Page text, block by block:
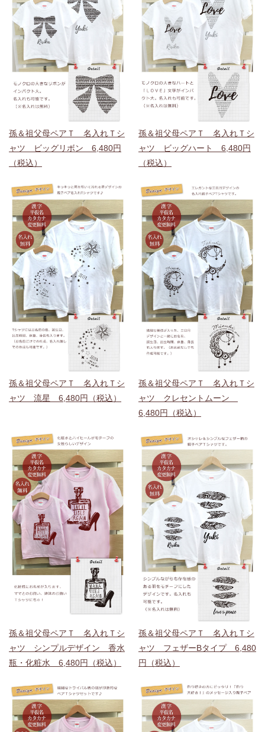
孫＆祖父母ペアＴ 名入れＴシ
ャツ ビッグリボン 6,480円
（税込）
孫＆祖父母ペアＴ 名入れＴシ
ャツ ビッグハート 6,480円
（税込）
孫＆祖父母ペアＴ 名入れＴシ
ャツ 流星 6,480円（税込）
孫＆祖父母ペアＴ 名入れＴシ
ャツ クレセントムーン
6,480円（税込）
孫＆祖父母ペアＴ 名入れＴシ
ャツ シンプルデザイン 香水
瓶・化粧水 6,480円（税込）
孫＆祖父母ペアＴ 名入れＴシ
ャツ フェザーBタイプ 6,480
円（税込）